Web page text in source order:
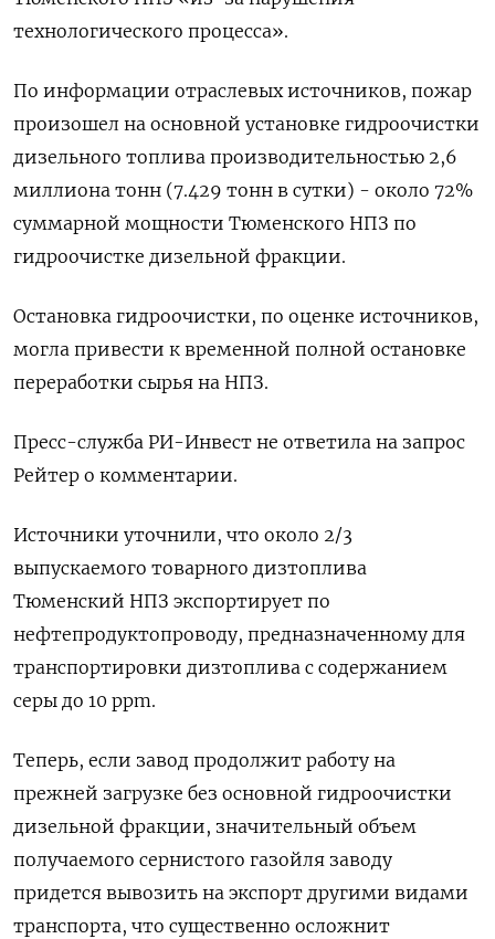
технологического ​процесса».
По информации отраслевых ⁠источников, пожар
произошел на основной установке ‌гидроочистки
дизельного топлива производительностью 2,6
‌миллиона тонн (7.429 тонн в сутки) - около 72%
суммарной мощности Тюменского ​НПЗ по
гидроочистке дизельной фракции.
Остановка гидроочистки, по оценке ‌источников,
могла привести к временной полной остановке
переработки ​сырья на НПЗ.
Пресс-служба РИ-Инвест не ответила на ‌запрос
Рейтер о комментарии.
Источники уточнили, что около 2/3
выпускаемого товарного дизтоплива
Тюменский НПЗ экспортирует по
нефтепродуктопроводу, предназначенному ​для
транспортировки дизтоплива ​с содержанием
серы ‌до 10 ppm.
Теперь, если завод продолжит работу ​на
прежней загрузке без основной гидроочистки
дизельной фракции, значительный объем
получаемого сернистого газойля заводу
придется вывозить на экспорт другими видами
транспорта, что существенно осложнит